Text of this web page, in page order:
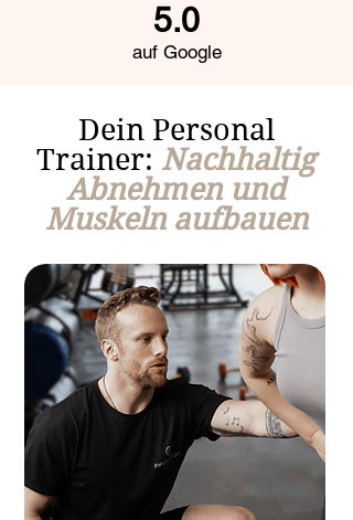
5.0
auf Google
Dein Personal
Trainer: Nachhaltig
Abnehmen und
Muskeln aufbauen